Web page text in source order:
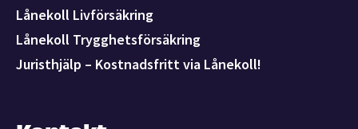
Lånekoll Livförsäkring
Lånekoll Trygghetsförsäkring
Juristhjälp – Kostnadsfritt via Lånekoll!